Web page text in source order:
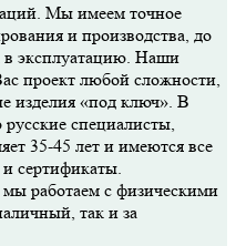
Мы имеем точное
и производства, до
в эксплуатацию. Наши
проект любой сложности,
изделия «под ключ». В
специалисты,
35-45 лет и имеются все
сертификаты.
работаем с физическими
так и за